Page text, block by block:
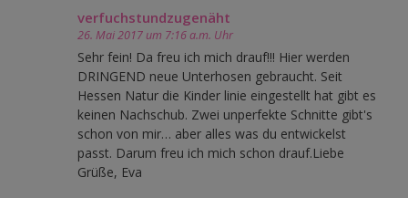
verfuchstundzugenäht
26. Mai 2017 um 7:16 a.m. Uhr
Sehr fein! Da freu ich mich drauf!!! Hier werden
DRINGEND neue Unterhosen gebraucht. Seit
Hessen Natur die Kinder linie eingestellt hat gibt es
keinen Nachschub. Zwei unperfekte Schnitte gibt's
schon von mir… aber alles was du entwickelst
passt. Darum freu ich mich schon drauf.Liebe
Grüße, Eva